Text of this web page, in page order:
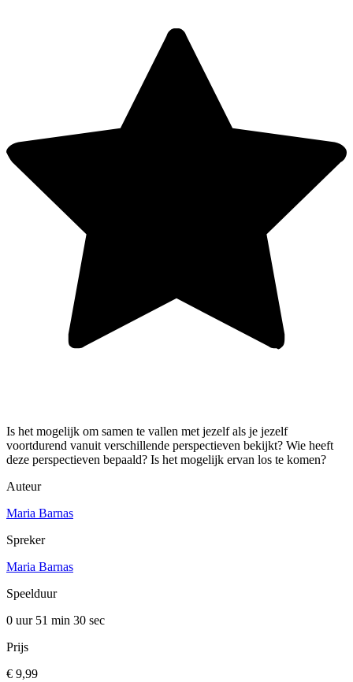
Is het mogelijk om samen te vallen met jezelf als je jezelf
voortdurend vanuit verschillende perspectieven bekijkt? Wie heeft
deze perspectieven bepaald? Is het mogelijk ervan los te komen?
Auteur
Maria Barnas
Spreker
Maria Barnas
Speelduur
0 uur 51 min 30 sec
Prijs
€ 9,99